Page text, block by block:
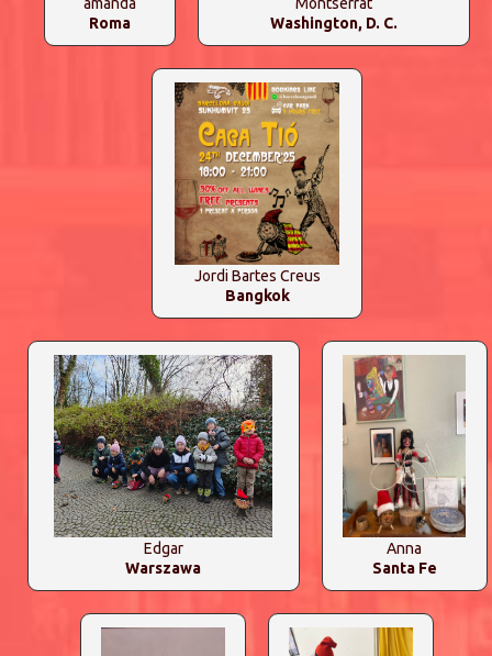
Roma
Washington, D. C.
Jordi Bartes Creus
Bangkok
Edgar
Warszawa
Anna
Santa Fe